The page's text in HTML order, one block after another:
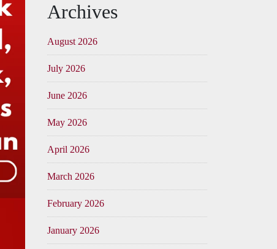
Archives
August 2026
July 2026
June 2026
May 2026
April 2026
March 2026
February 2026
January 2026